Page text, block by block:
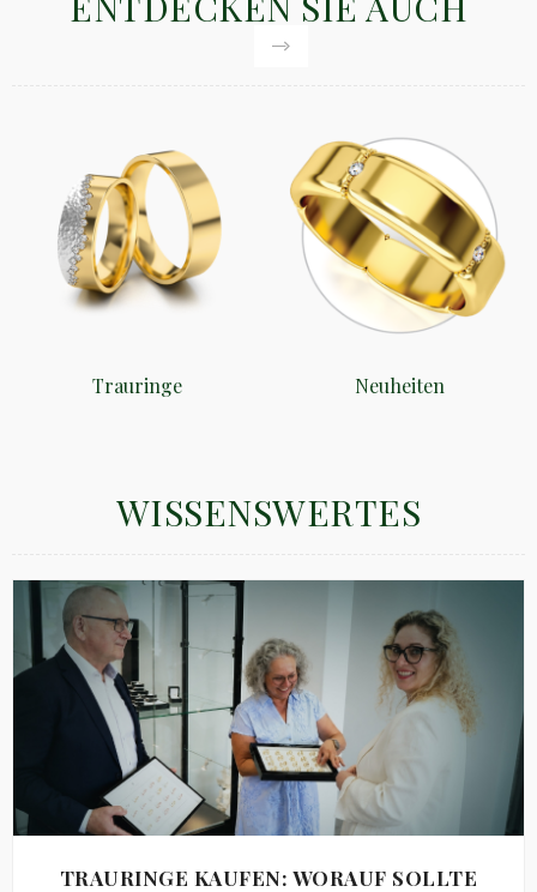
Trauringe Neuheiten
WISSENSWERTES
TRAURINGE KAUFEN: WORAUF SOLLTE